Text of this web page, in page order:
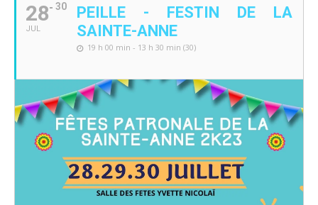
28
JUL
30
PEILLE - FESTIN DE LA
SAINTE-ANNE
19 h 00 min - 13 h 30 min (30)